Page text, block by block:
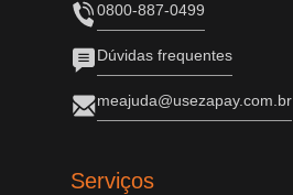
0800-887-0499
Dúvidas frequentes
meajuda@usezapay.com.br
Serviços